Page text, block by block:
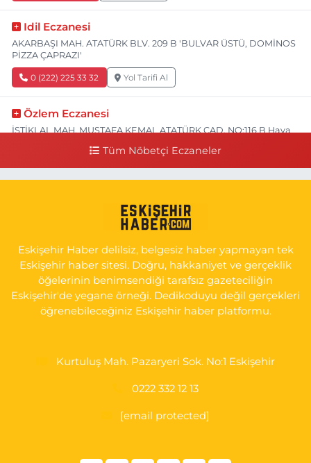
Idil Eczanesi
AKARBAŞI MAH. ATATÜRK BLV. 209 B 'BULVAR ÜSTÜ, DOMİNOS
PİZZA ÇAPRAZI'
0 (222) 225 33 32 Yol Tarifi Al
Özlem Eczanesi
İSTİKLAL MAH. MUSTAFA KEMAL ATATÜRK CAD. NO:116 B Hava
GÖKMEYDAN MAH. ULUS CAD. NO:4 A ADLİYE AŞAĞISI, SARAR
İMAM HATİP YANI, CUMA PAZARI CADDE GİRİŞİ
0 (222) 240 16 67 Yol Tarifi Al
Tüm Nöbetçi Eczaneler
Eskişehir Haber delilsiz, belgesiz haber yapmayan tek
Eskişehir haber sitesi. Doğru, hakkaniyet ve gerçeklik
öğelerinin benimsendiği tarafsız gazeteciliğin
Eskişehir'de yegane örneği. Dedikoduyu değil gerçekleri
öğrenebileceğiniz Eskişehir haber platformu.
Kurtuluş Mah. Pazaryeri Sok. No:1 Eskişehir
0222 332 12 13
[email protected]